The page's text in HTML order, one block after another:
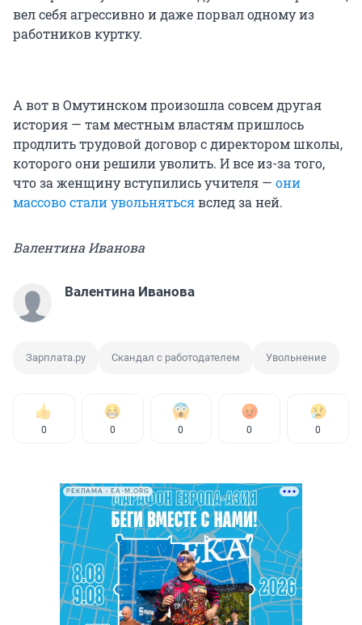
вел себя агрессивно и даже порвал одному из
работников куртку.
А вот в Омутинском произошла совсем другая
история — там местным властям пришлось
продлить трудовой договор с директором школы,
которого они решили уволить. И все из-за того,
что за женщину вступились учителя — они
массово стали увольнятьсявслед за ней.
Валентина Иванова
Валентина Иванова
Зарплата.ру Скандал с работодателем Увольнение
0 0 0 0 0
РЕКЛАМА • EA-M.ORG